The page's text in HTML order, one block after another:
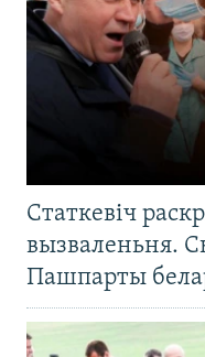
Статкевіч
вызваленьня.
Пашпарты